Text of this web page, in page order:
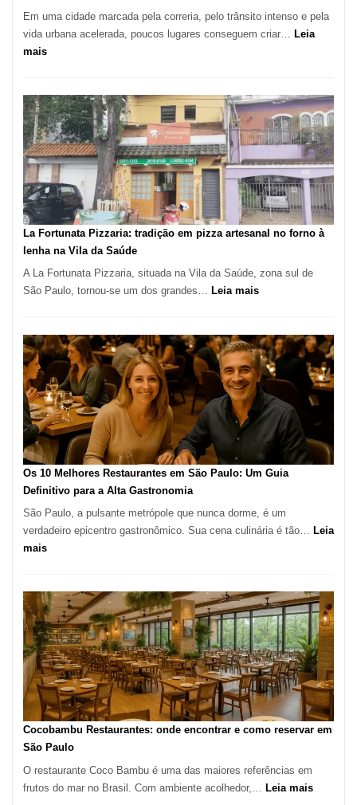
Em uma cidade marcada pela correria, pelo trânsito intenso e pela
vida urbana acelerada, poucos lugares conseguem criar… Leia
mais:
Manga
Se
Tornou
Um
dos
Restaurantes
Mais
Icônicos
La Fortunata Pizzaria: tradição em pizza artesanal no forno à
lenha na Vila da Saúde
A La Fortunata Pizzaria, situada na Vila da Saúde, zona sul de
São Paulo, tornou-se um dos grandes… Leia mais:
Pizzaria:
tradição
em
pizza
artesanal
forno
à
Vila
da
Os 10 Melhores Restaurantes em São Paulo: Um Guia
Definitivo para a Alta Gastronomia
São Paulo, a pulsante metrópole que nunca dorme, é um
verdadeiro epicentro gastronômico. Sua cena culinária é tão… Leia
mais:
Melhores
Restaurantes
em
São
Paulo:
Um
Guia
Definitivo
para
Alta
Gastronomia
Cocobambu Restaurantes: onde encontrar e como reservar em
São Paulo
O restaurante Coco Bambu é uma das maiores referências em
frutos do mar no Brasil. Com ambiente acolhedor,…
Leia mais: